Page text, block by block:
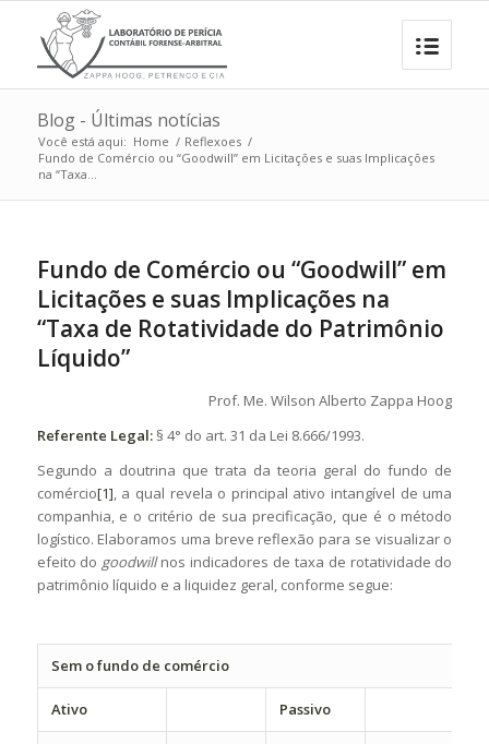
Blog - Últimas notícias
Você está aqui: Home / Reflexoes /
Fundo de Comércio ou “Goodwill” em Licitações e suas Implicações
na “Taxa...
Fundo de Comércio ou “Goodwill” em
Licitações e suas Implicações na
“Taxa de Rotatividade do Patrimônio
Líquido”
Prof. Me. Wilson Alberto Zappa Hoog
Referente Legal:§ 4° do art. 31 da Lei 8.666/1993.
Segundo a doutrina que trata da teoria geral do fundo de
comércio[1], a qual revela o principal ativo intangível de uma
companhia, e o critério de sua precificação, que é o método
logístico. Elaboramos uma breve reflexão para se visualizar o
efeito do goodwillnos indicadores de taxa de rotatividade do
patrimônio líquido e a liquidez geral, conforme segue:
Sem o fundo de comércio
Ativo Passivo